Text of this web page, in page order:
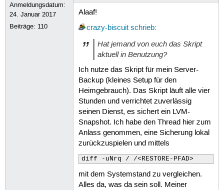
Anmeldungsdatum:
24. Januar 2017
Beiträge: 110
Alaaf!
crazy-biscuit schrieb:
Hat jemand von euch das Skript
aktuell in Benutzung?
Ich nutze das Skript für mein Server-
Backup (kleines Setup für den
Heimgebrauch). Das Skript läuft alle vier
Stunden und verrichtet zuverlässig
seinen Dienst, es sichert ein LVM-
Snapshot. Ich habe den Thread hier zum
Anlass genommen, eine Sicherung lokal
zurückzuspielen und mittels
diff -uNrq / /<RESTORE-PFAD>
mit dem Systemstand zu vergleichen.
Alles da, was da sein soll. Meiner